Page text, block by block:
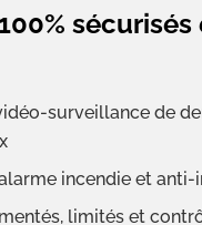
sécurisés
surveillance de
incendie et
limités et